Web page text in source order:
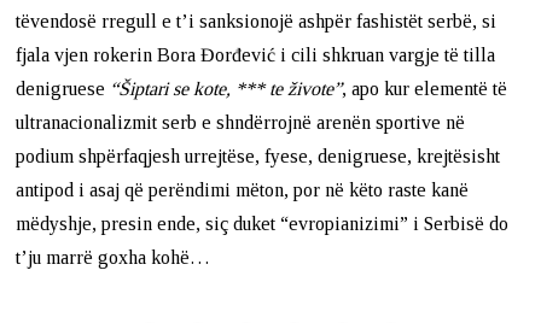
tëvendosë rregull e t’i sanksionojë ashpër fashistët serbë, si
fjala vjen rokerin Bora Đorđević i cili shkruan vargje të tilla
denigruese “Šiptari se kote, *** te živote”, apo kur elementë të
ultranacionalizmit serb e shndërrojnë arenën sportive në
podium shpërfaqjesh urrejtëse, fyese, denigruese, krejtësisht
antipod i asaj që perëndimi mëton, por në këto raste kanë
mëdyshje, presin ende, siç duket “evropianizimi” i Serbisë do
t’ju marrë goxha kohë…